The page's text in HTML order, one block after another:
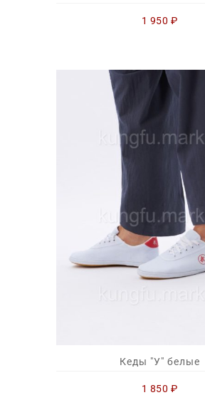
1 950 ₽
Кеды "У" белые
1 850 ₽